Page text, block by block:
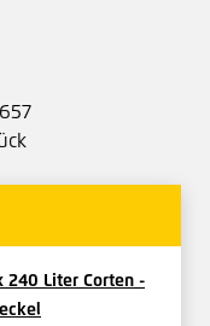
240 Liter Corten -